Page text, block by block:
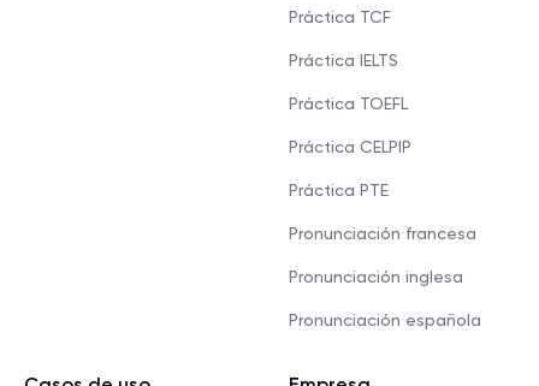
Práctica TCF
Práctica IELTS
Práctica TOEFL
Práctica CELPIP
Práctica PTE
Pronunciación francesa
Pronunciación inglesa
Pronunciación española